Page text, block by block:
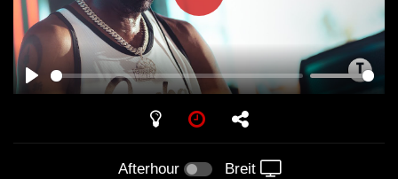
PLAY
PLAY
Afterhour Breit